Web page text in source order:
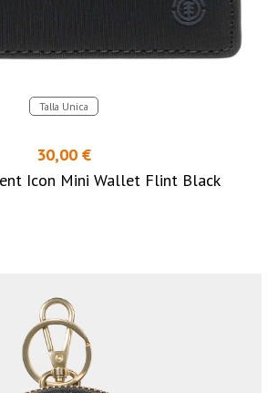
Talla Unica
30,00 €
Icon Mini Wallet Flint Black